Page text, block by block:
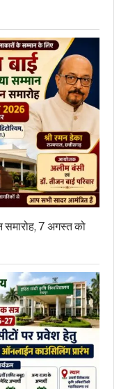
समारोह, 7 अगस्त को